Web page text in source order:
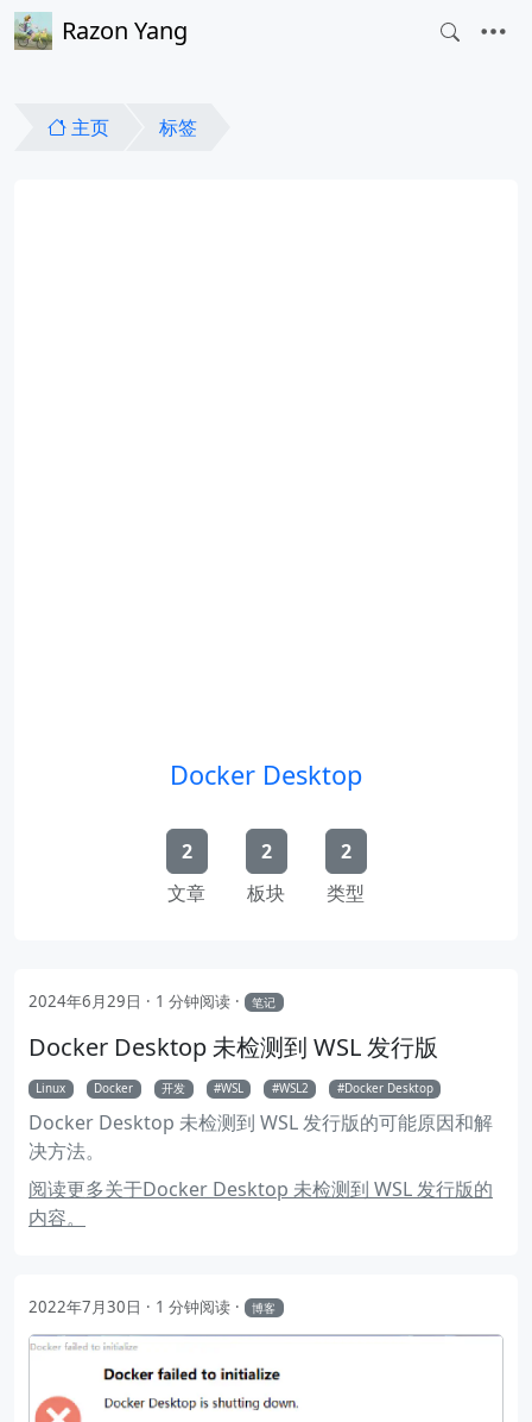
Razon Yang
主页 标签
Docker Desktop
2
文章
2
板块
2
类型
2024年6月29日 1 分钟阅读 笔记
Docker Desktop 未检测到 WSL 发行版
Linux Docker 开发 WSL WSL2 Docker Desktop
Docker Desktop 未检测到 WSL 发行版的可能原因和解
决方法。
阅读更多关于Docker Desktop 未检测到 WSL 发行版的
内容。
2022年7月30日 1 分钟阅读 博客